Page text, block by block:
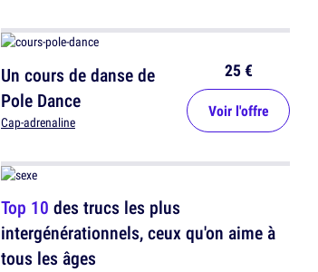
Un cours de danse de
Pole Dance
Cap-adrenaline
25 €
Voir l'offre
Top 10 des trucs les plus
intergénérationnels, ceux qu'on aime à
tous les âges